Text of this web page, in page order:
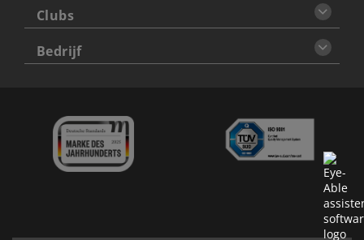
Clubs
Bedrijf